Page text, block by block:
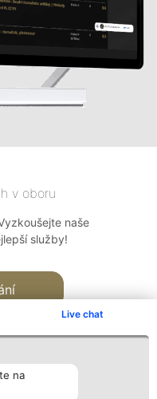
Live chat
na
v oboru
naše
služby!